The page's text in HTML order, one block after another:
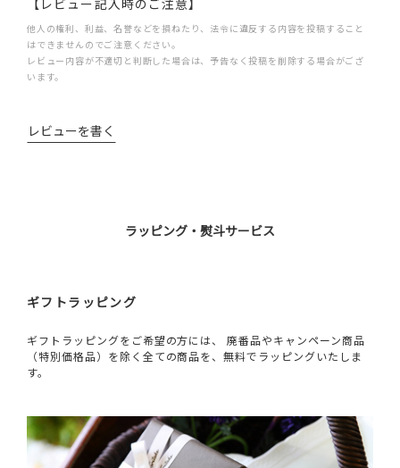
【レビュー記入時のご注意】
他人の権利、利益、名誉などを損ねたり、法令に違反する内容を投稿すること
はできませんのでご注意ください。
レビュー内容が不適切と判断した場合は、予告なく投稿を削除する場合がござ
います。
レビューを書く
ラッピング・熨斗サービス
ギフトラッピング
ギフトラッピングをご希望の方には、 廃番品やキャンペーン商品
（特別価格品）を除く全ての商品を、無料でラッピングいたしま
す。